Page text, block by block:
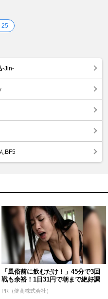
25
-Jin-
BF5
「風俗前に飲むだけ！」45分で3回
戦も余裕！1日31円で朝まで絶好調
PR（健商株式会社）